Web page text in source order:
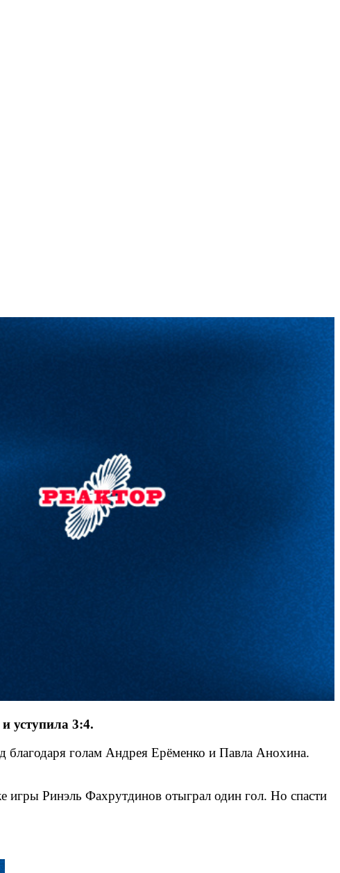
уступила 3:4.
благодаря голам Андрея Ерёменко и Павла Анохина.
игры Ринэль Фахрутдинов отыграл один гол. Но спасти